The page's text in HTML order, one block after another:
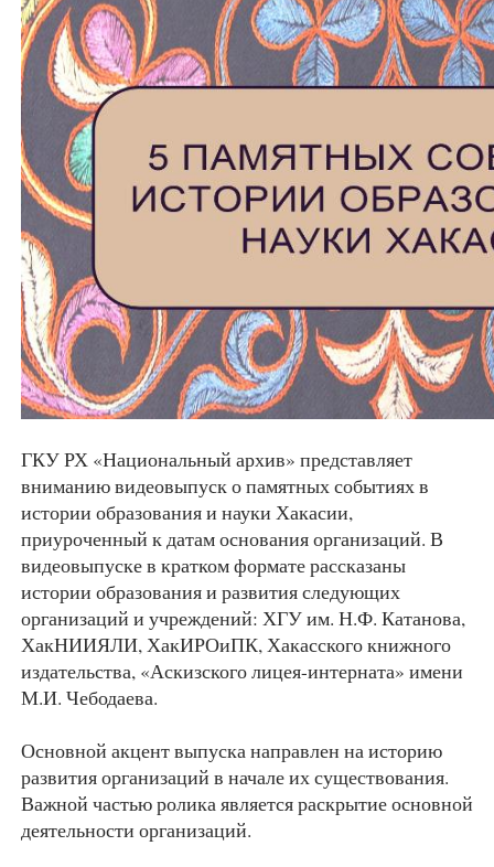
ГКУ РХ «Национальный архив» представляет
вниманию видеовыпуск о памятных событиях в
истории образования и науки Хакасии,
приуроченный к датам основания организаций. В
видеовыпуске в кратком формате рассказаны
истории образования и развития следующих
организаций и учреждений: ХГУ им. Н.Ф. Катанова,
ХакНИИЯЛИ, ХакИРОиПК, Хакасского книжного
издательства, «Аскизского лицея-интерната» имени
М.И. Чебодаева.
Основной акцент выпуска направлен на историю
развития организаций в начале их существования.
Важной частью ролика является раскрытие основной
деятельности организаций.